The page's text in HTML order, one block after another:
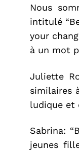
Nous
intitulé
your
à un mot
Juliette
similaires
ludique et
Sabrina:
jeunes